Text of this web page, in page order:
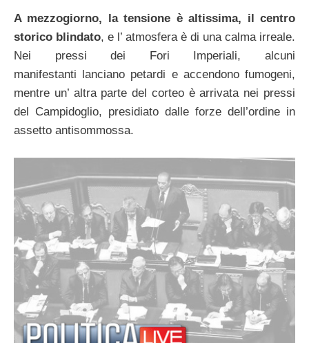
A mezzogiorno, la tensione è altissima, il centro
storico blindato, e l’ atmosfera è di una calma irreale.
Nei pressi dei Fori Imperiali, alcuni
manifestanti lanciano petardi e accendono fumogeni,
mentre un’ altra parte del corteo è arrivata nei pressi
del Campidoglio, presidiato dalle forze dell’ordine in
assetto antisommossa.